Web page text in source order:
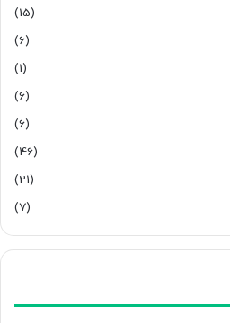
(15)
(6)
(1)
(6)
(6)
(46)
(21)
(7)